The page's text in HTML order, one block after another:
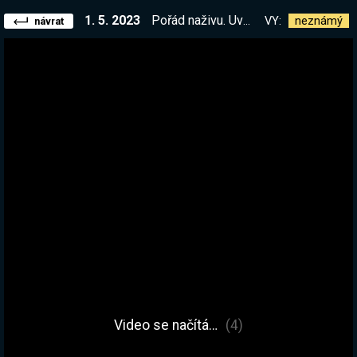
návrat 1. 5. 2023 Pořád naživu. Uvidíme na jak dlouho :D | !kniha VY: neznámý
Video se načítá… (4)